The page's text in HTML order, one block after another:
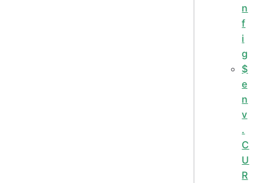
n
f
i
g
$
e
n
v
.
C
U
R